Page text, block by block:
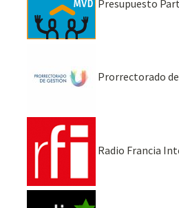
Presupuesto
Prorrectorado
Radio Francia